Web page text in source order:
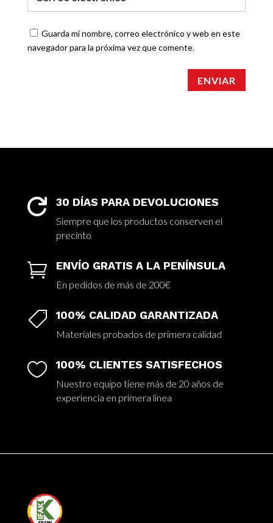
Guarda mi nombre, correo electrónico y web en este
navegador para la próxima vez que comente.
ENVIAR
 30 DÍAS PARA DEVOLUCIONES
Siempre que los productos conserven el
precinto
 ENVÍO GRATIS A LA PENÍNSULA
En pedidos de más de 200€
 100% CALIDAD GARANTIZADA
Materiales probados de primera calidad
 100% CLIENTES SATISFECHOS
Nuestro equipo tiene más de 20 años de
experiencia en primera línea